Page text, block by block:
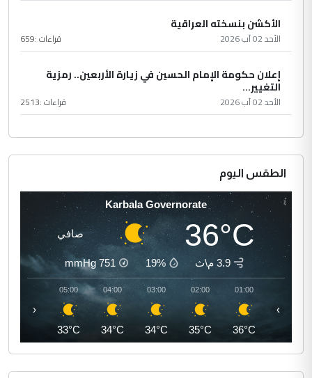
الأكشن بنسخته العراقية
الأحد 02 آب 2026 قراءات :659
إعلان حكومة الإمام الحسين في زيارة الأربعين.. رمزية
التغيير...
الأحد 02 آب 2026 قراءات :2513
الطقس اليوم
Karbala Governorate
36°C صافي
3.9 م\ث 19%
751
mmHg
01:00
36°C
02:00
35°C
03:00
34°C
04:00
34°C
05:00
33°C
‹ ›